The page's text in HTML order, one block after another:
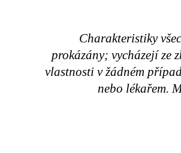
Charakteristiky
prokázány; vycházejí ze
vlastnosti v žádném
nebo lékařem.